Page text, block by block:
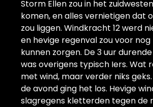
Storm Ellen zou in het
komen, en alles vernietigen dat
zou liggen. Windkracht 12 werd
en hevige regenval zou voor
kunnen zorgen. De 3 uur
was overigens typisch Iers. Wat
met wind, maar verder niks
de avond ging het los. Hevige
slagregens kletterden tegen de